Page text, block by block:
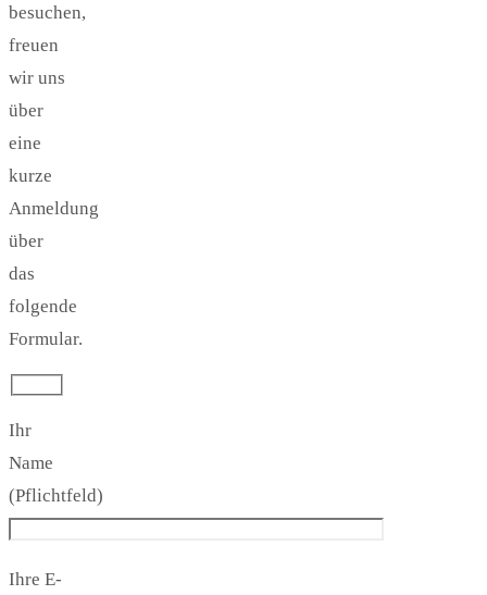
besuchen,
freuen
wir uns
über
eine
kurze
Anmeldung
über
das
folgende
Formular.
Ihr
Name
(Pflichtfeld)
Ihre E-